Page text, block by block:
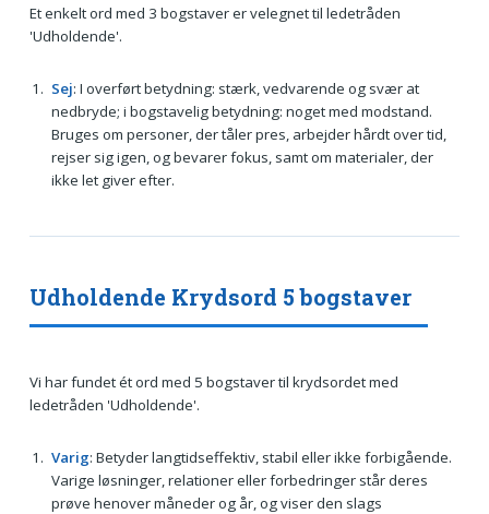
Et enkelt ord med 3 bogstaver er velegnet til ledetråden
'Udholdende'.
Sej: I overført betydning: stærk, vedvarende og svær at
nedbryde; i bogstavelig betydning: noget med modstand.
Bruges om personer, der tåler pres, arbejder hårdt over tid,
rejser sig igen, og bevarer fokus, samt om materialer, der
ikke let giver efter.
Udholdende Krydsord 5 bogstaver
Vi har fundet ét ord med 5 bogstaver til krydsordet med
ledetråden 'Udholdende'.
Varig: Betyder langtidseffektiv, stabil eller ikke forbigående.
Varige løsninger, relationer eller forbedringer står deres
prøve henover måneder og år, og viser den slags